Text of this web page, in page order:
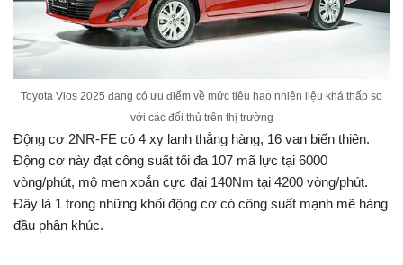
Toyota Vios 2025 đang có ưu điểm về mức tiêu hao nhiên liệu khá thấp so
với các đối thủ trên thị trường
Động cơ 2NR-FE có 4 xy lanh thẳng hàng, 16 van biến thiên.
Động cơ này đạt công suất tối đa 107 mã lực tại 6000
vòng/phút, mô men xoắn cực đại 140Nm tại 4200 vòng/phút.
Đây là 1 trong những khối động cơ có công suất mạnh mẽ hàng
đầu phân khúc.